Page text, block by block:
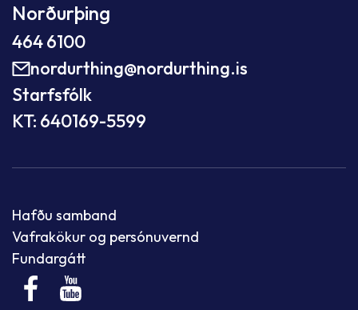
Norðurþing
464 6100
nordurthing@nordurthing.is
Starfsfólk
KT: 640169-5599
Hafðu samband
Vafrakökur og persónuvernd
Fundargátt